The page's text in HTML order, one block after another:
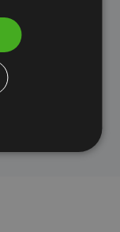
klimatyczne